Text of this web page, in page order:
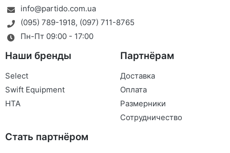
info@partido.com.ua
(095) 789-1918, (097) 711-8765
Пн-Пт 09:00 - 17:00
Наши бренды
Select
Swift Equipment
HTA
Партнёрам
Доставка
Оплата
Размерники
Сотрудничество
Стать партнёром